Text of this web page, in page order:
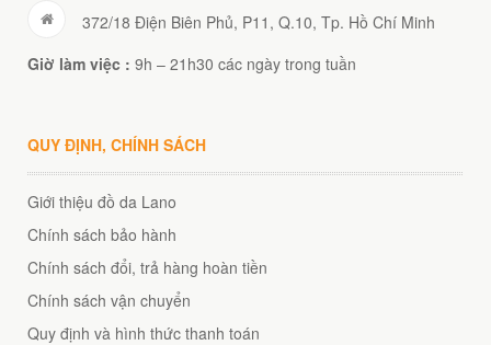
372/18 Điện Biên Phủ, P11, Q.10, Tp. Hồ Chí Minh
Giờ làm việc : 9h – 21h30 các ngày trong tuần
QUY ĐỊNH, CHÍNH SÁCH
Giới thiệu đồ da Lano
Chính sách bảo hành
Chính sách đổi, trả hàng hoàn tiền
Chính sách vận chuyển
Quy định và hình thức thanh toán